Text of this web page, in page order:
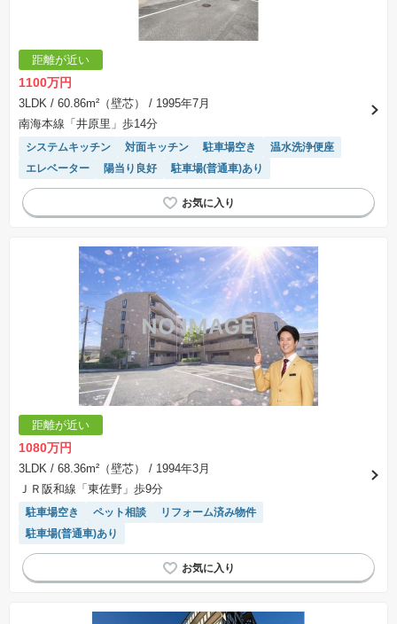
距離が近い
1100万円
3LDK / 60.86m²（壁芯）
/ 1995年7月
南海本線「井原里」歩14分
システムキッチン 対面キッチン 駐車場空き
温水洗浄便座
エレベーター
陽当り良好 駐車場(普通車)あり
距離が近い
1080万円
3LDK / 68.36m²（壁芯）
/ 1994年3月
ＪＲ阪和線「東佐野」歩9分
駐車場空き ペット相談
リフォーム済み物件
駐車場(普通車)あり